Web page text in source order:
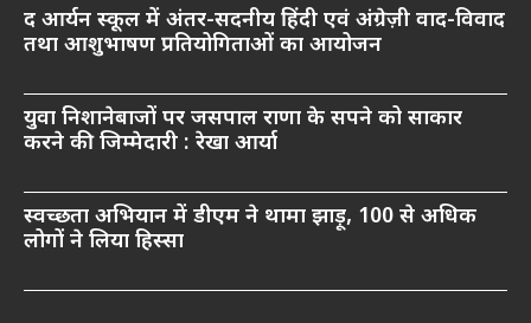
द आर्यन स्कूल में अंतर-सदनीय हिंदी एवं अंग्रेज़ी वाद-विवाद
तथा आशुभाषण प्रतियोगिताओं का आयोजन
युवा निशानेबाजों पर जसपाल राणा के सपने को साकार
करने की जिम्मेदारी : रेखा आर्या
स्वच्छता अभियान में डीएम ने थामा झाड़ू, 100 से अधिक
लोगों ने लिया हिस्सा